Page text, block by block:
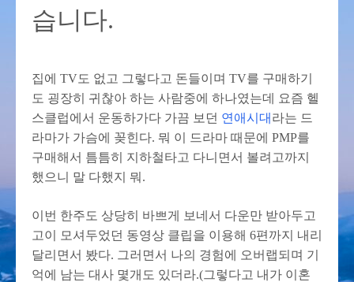
습니다.
집에 TV도 없고 그렇다고 돈들이며 TV를 구매하기
도 굉장히 귀찮아 하는 사람중에 하나였는데 요즘 헬
스클럽에서 운동하가다 가끔 보던 연애시대 라는 드
라마가 가슴에 꽂힌다. 뭐 이 드라마 때문에 PMP를
구매해서 틈틈히 지하철타고 다니면서 볼려고까지
했으니 말 다했지 뭐.
이번 한주도 상당히 바쁘게 보네서 다운만 받아두고
고이 모셔두었던 동영상 클립을 이용해 6편까지 내리
달리면서 봤다. 그러면서 나의 경험에 오버랩되며 기
억에 남는 대사 몇개도 있더라.(그렇다고 내가 이혼